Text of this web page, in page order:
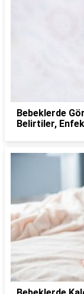
Bebeklerde
Belirtiler,